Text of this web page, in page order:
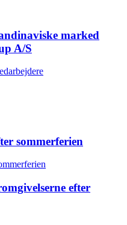
marked
A/S
sommerferien
efter